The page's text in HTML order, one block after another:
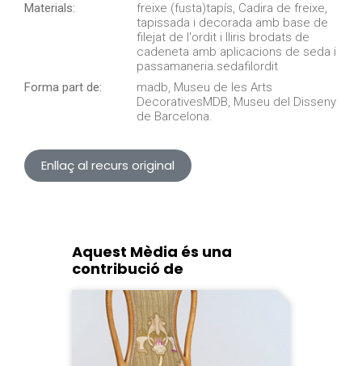
Materials:
freixe (fusta)tapís, Cadira de freixe,
tapissada i decorada amb base de
filejat de l'ordit i lliris brodats de
cadeneta amb aplicacions de seda i
passamaneria.sedafilordit
Forma part de:
madb, Museu de les Arts
DecorativesMDB, Museu del Disseny
de Barcelona.
Enllaç al recurs original
Aquest Mèdia és una
contribució de